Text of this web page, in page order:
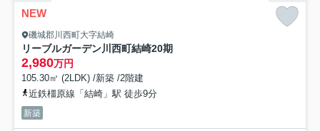
NEW
磯城郡川西町大字結崎
リーブルガーデン川西町結崎20期
2,980万円
105.30㎡ (2LDK) /新築 /2階建
近鉄橿原線「結崎」駅 徒歩9分
新築